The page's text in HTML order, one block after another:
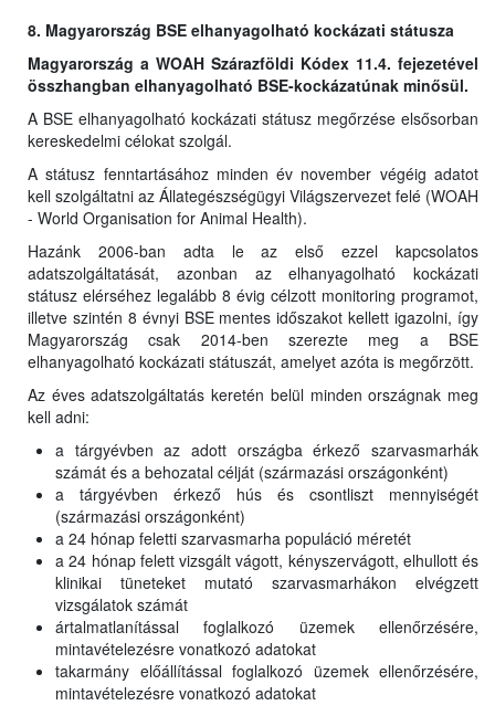
8. Magyarország BSE elhanyagolható kockázati státusza
Magyarország a WOAH Szárazföldi Kódex 11.4. fejezetével
összhangban elhanyagolható BSE-kockázatúnak minősül.
A BSE elhanyagolható kockázati státusz megőrzése elsősorban
kereskedelmi célokat szolgál.
A státusz fenntartásához minden év november végéig adatot
kell szolgáltatni az Állategészségügyi Világszervezet felé (WOAH
- World Organisation for Animal Health).
Hazánk 2006-ban adta le az első ezzel kapcsolatos
adatszolgáltatását, azonban az elhanyagolható kockázati
státusz elérséhez legalább 8 évig célzott monitoring programot,
illetve szintén 8 évnyi BSE mentes időszakot kellett igazolni, így
Magyarország csak 2014-ben szerezte meg a BSE
elhanyagolható kockázati státuszát, amelyet azóta is megőrzött.
Az éves adatszolgáltatás keretén belül minden országnak meg
kell adni:
a tárgyévben az adott országba érkező szarvasmarhák
számát és a behozatal célját (származási országonként)
a tárgyévben érkező hús és csontliszt mennyiségét
(származási országonként)
a 24 hónap feletti szarvasmarha populáció méretét
a 24 hónap felett vizsgált vágott, kényszervágott, elhullott és
klinikai tüneteket mutató szarvasmarhákon elvégzett
vizsgálatok számát
ártalmatlanítással foglalkozó üzemek ellenőrzésére,
mintavételezésre vonatkozó adatokat
takarmány előállítással foglalkozó üzemek ellenőrzésére,
mintavételezésre vonatkozó adatokat